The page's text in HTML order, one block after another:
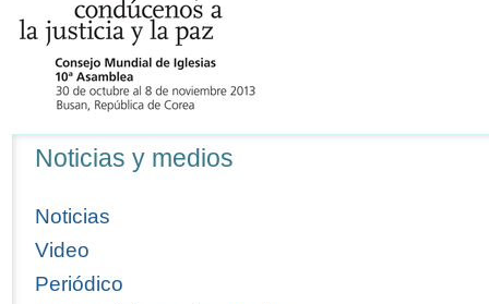
Noticias y medios
Noticias
Video
Periódico